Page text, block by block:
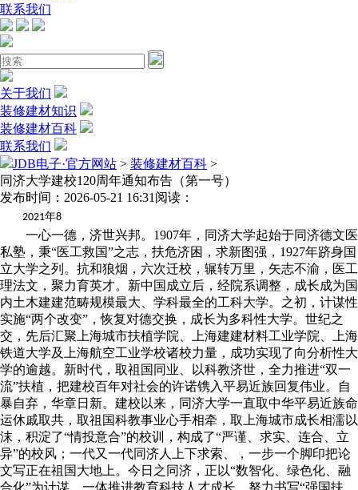
联系我们
关于我们
装修建材知识
装修建材百科
联系我们
JDB电子·官方网站 > 装修建材百科 >
同济大学建校120周年通知布告（第一号）
发布时间：2026-05-21 16:31 阅读：
2021年8
一心一德，济世兴邦。1907年，同济大学起始于同济德文医
私塾，秉“医工救国”之志，扶危济困，求新图强，1927年跻身国
立大学之列。抗和狼烟，六次迁校，辗转万里，矢志不渝，医工
理法文，聚力育英才。新中国成立后，经院系调整，成长成为国
内土木建建范畴规模最大、学科最全的工科大学。之初，计谋性
实施“两个改变”，恢复对德交换，成长为多科性大学。世纪之
交，先后汇聚上海城市扶植学院、上海建建材料工业学院、上海
铁道大学及上海航空工业学校诸校力量，成功实现了向分析性大
学的逾越。新时代，取祖国同业、以科教济世，全力推进“双一
流”扶植，把建校百年对社会的许诺镌入平易近族回复伟业。自
暴自弃，华章日新。建校以来，同济大学一直取中华平易近族命
运休戚取共，取祖国科教事业心手相牵，取上海城市成长相濡以
沫，积淀了“情投意合”的校训，构成了“严谨、求实、连合、立
异”的校风；一代又一代同济人上下求索、，一步一个脚印把论
文写正在祖国大地上。今日之同济，正以“数智化、绿色化、融
合化”为计谋，一体推进教育科技人才成长，努力书写“强国扶